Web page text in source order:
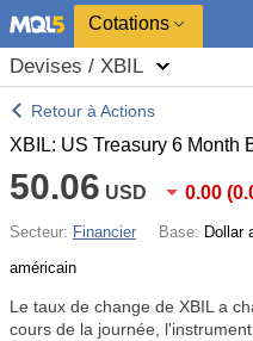
Cotations
Devises / XBIL
Retour à Actions
XBIL: US Treasury 6 Month
50.06 USD 0.00 (
Secteur: Financier Base: Dollar
américain
Le taux de change de XBIL a
cours de la journée,